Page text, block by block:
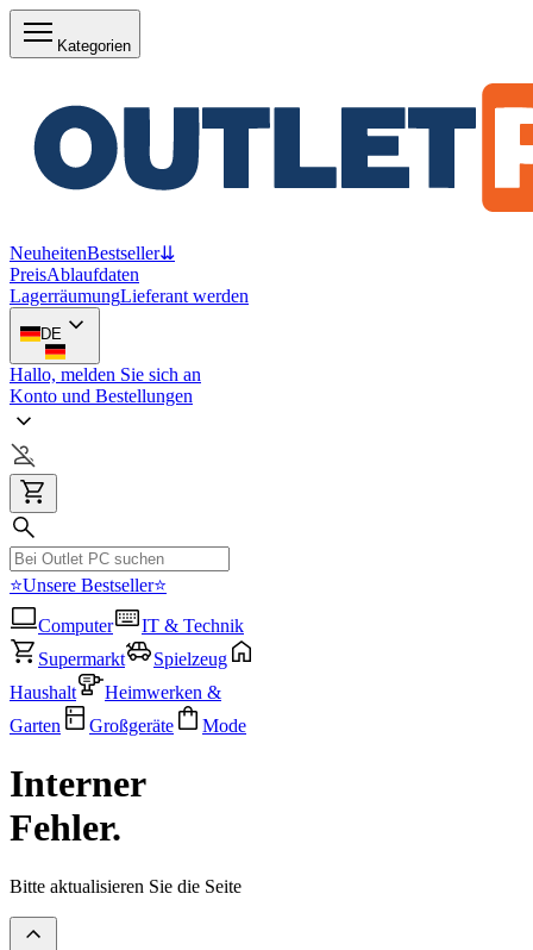
Kategorien
NeuheitenBestseller⇊
PreisAblaufdaten
LagerräumungLieferant werden
DE
Hallo, melden Sie sich an
Konto und Bestellungen
⭐Unsere Bestseller⭐
Computer
IT & Technik
Supermarkt
Spielzeug
Haushalt
Heimwerken &
Garten
Großgeräte Mode
Interner
Fehler.
Bitte aktualisieren Sie die Seite